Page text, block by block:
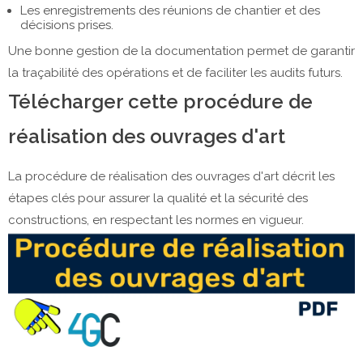
Les enregistrements des réunions de chantier et des
décisions prises.
Une bonne gestion de la documentation permet de garantir
la traçabilité des opérations et de faciliter les audits futurs.
Télécharger cette procédure de
réalisation des ouvrages d'art
La procédure de réalisation des ouvrages d'art décrit les
étapes clés pour assurer la qualité et la sécurité des
constructions, en respectant les normes en vigueur.